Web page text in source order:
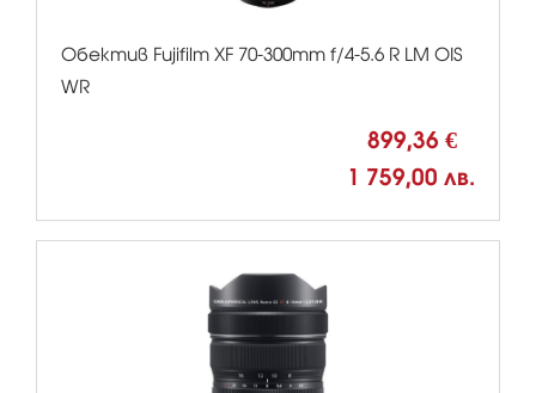
Обектив Fujifilm XF 70-300mm f/4-5.6 R LM OIS
WR
899,36 €
1 759,00 лв.